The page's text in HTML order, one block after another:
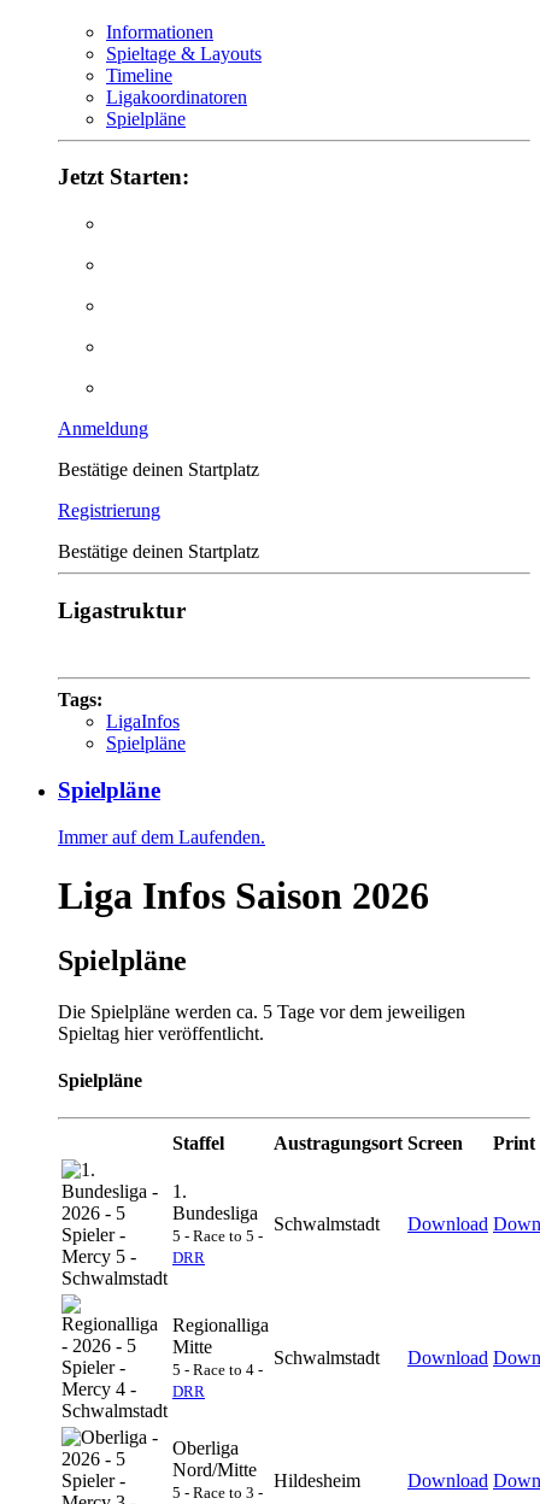
Informationen
Spieltage & Layouts
Timeline
Ligakoordinatoren
Spielpläne
Jetzt Starten:
Anmeldung
Bestätige deinen Startplatz
Registrierung
Bestätige deinen Startplatz
Ligastruktur
Tags:
LigaInfos
Spielpläne
Spielpläne
Immer auf dem Laufenden.
Liga Infos Saison 2026
Spielpläne
Die Spielpläne werden ca. 5 Tage vor dem jeweiligen
Spieltag hier veröffentlicht.
Spielpläne
Staffel Austragungsort Screen Print
1.
Bundesliga
5 - Race to 5 -
DRR
Schwalmstadt Download
Regionalliga
Mitte
5 - Race to 4 -
DRR
Schwalmstadt Download
Oberliga
Nord/Mitte
5 - Race to 3 -
Hildesheim Download